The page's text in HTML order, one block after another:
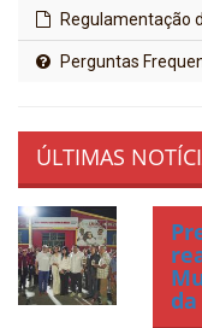
Regulamentação
Perguntas
ÚLTIMAS
da